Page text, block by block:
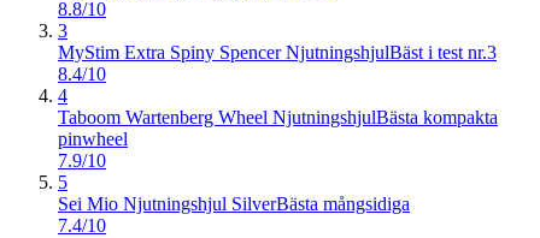
8.8/10
3
MyStim Extra Spiny Spencer NjutningshjulBäst i test nr.3
8.4/10
4
Taboom Wartenberg Wheel NjutningshjulBästa kompakta
pinwheel
7.9/10
5
Sei Mio Njutningshjul SilverBästa mångsidiga
7.4/10